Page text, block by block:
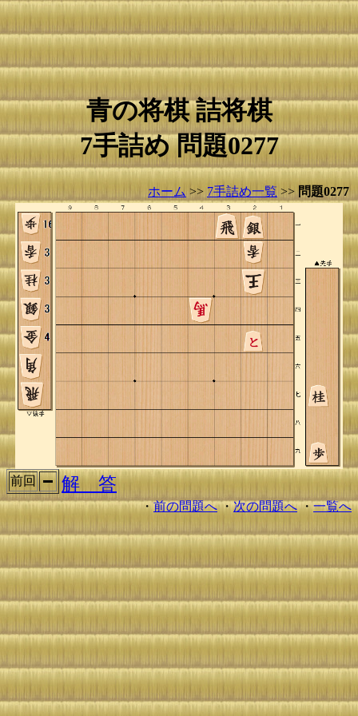
青の将棋 詰将棋
7手詰め 問題0277
ホーム >> 7手詰め一覧 >> 問題0277
前回 解 答
・前の問題へ・次の問題へ・一覧へ